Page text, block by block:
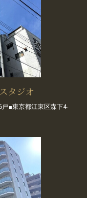
タジオ
■東京都江東区森下4-